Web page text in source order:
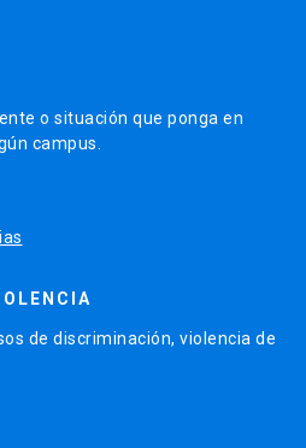
o situación que ponga en
campus.
de discriminación, violencia de